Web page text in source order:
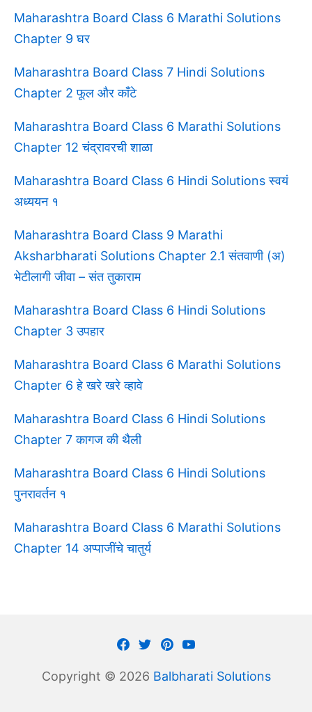
Maharashtra Board Class 6 Marathi Solutions
Chapter 9 घर
Maharashtra Board Class 7 Hindi Solutions
Chapter 2 फूल और काँटे
Maharashtra Board Class 6 Marathi Solutions
Chapter 12 चंद्रावरची शाळा
Maharashtra Board Class 6 Hindi Solutions स्वयं
अध्ययन १
Maharashtra Board Class 9 Marathi
Aksharbharati Solutions Chapter 2.1 संतवाणी (अ)
भेटीलागी जीवा – संत तुकाराम
Maharashtra Board Class 6 Hindi Solutions
Chapter 3 उपहार
Maharashtra Board Class 6 Marathi Solutions
Chapter 6 हे खरे खरे व्हावे
Maharashtra Board Class 6 Hindi Solutions
Chapter 7 कागज की थैली
Maharashtra Board Class 6 Hindi Solutions
पुनरावर्तन १
Maharashtra Board Class 6 Marathi Solutions
Chapter 14 अप्पाजींचे चातुर्य
Facebook
TwitterPinterest
Youtube
Copyright © 2026 Balbharati Solutions